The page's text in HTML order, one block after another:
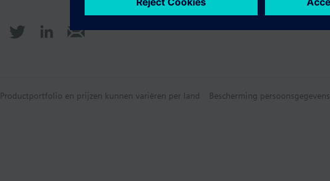
Productportfolio en prijzen kunnen variëren per land Bescherming persoonsgegevens